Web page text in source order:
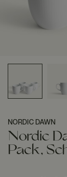
NORDIC DAWN
Nordic
Pack,